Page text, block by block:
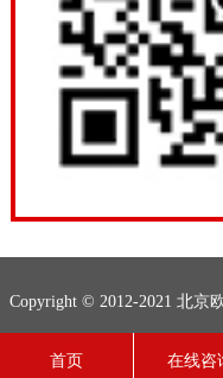
Copyright © 2012-2021 北京
首页
在线咨